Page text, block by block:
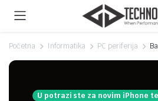
Početna Informatika PC periferija
U potrazi ste za novim iPhone